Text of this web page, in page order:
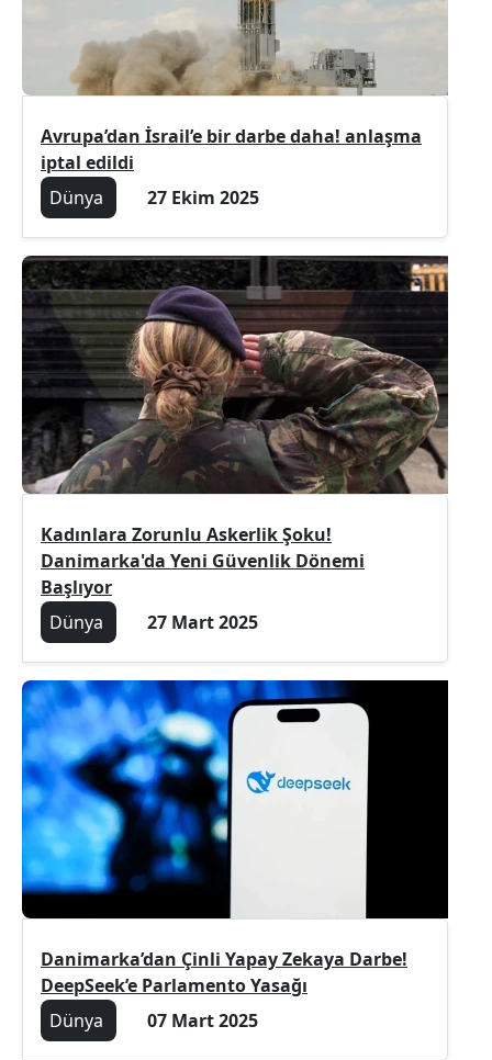
Avrupa’dan İsrail’e bir darbe daha! anlaşma
iptal edildi
Dünya
27 Ekim 2025
Kadınlara Zorunlu Askerlik Şoku!
Danimarka'da Yeni Güvenlik Dönemi
Başlıyor
Dünya
27 Mart 2025
Danimarka’dan Çinli Yapay Zekaya Darbe!
DeepSeek’e Parlamento Yasağı
Dünya
07 Mart 2025